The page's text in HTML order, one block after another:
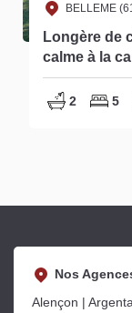
BELLEME
Longère de
calme à la
B14977
2 5
Nos
Alençon |